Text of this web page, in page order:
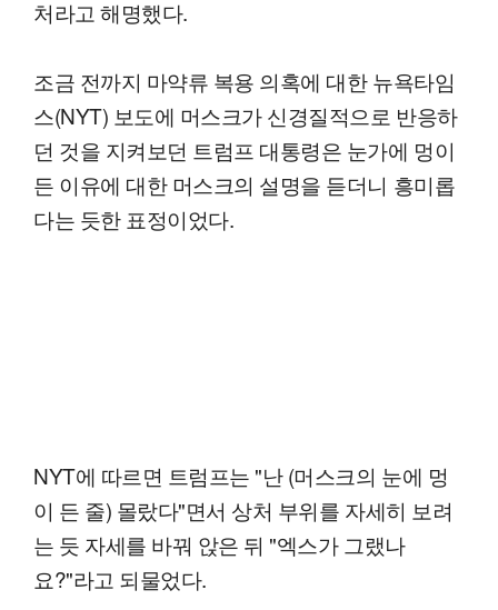
처라고 해명했다.
조금 전까지 마약류 복용 의혹에 대한 뉴욕타임
스(NYT) 보도에 머스크가 신경질적으로 반응하
던 것을 지켜보던 트럼프 대통령은 눈가에 멍이
든 이유에 대한 머스크의 설명을 듣더니 흥미롭
다는 듯한 표정이었다.
NYT에 따르면 트럼프는 "난 (머스크의 눈에 멍
이 든 줄) 몰랐다"면서 상처 부위를 자세히 보려
는 듯 자세를 바꿔 앉은 뒤 "엑스가 그랬나
요?"라고 되물었다.